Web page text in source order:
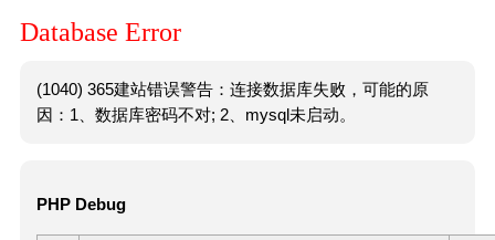
Database Error
(1040) 365建站错误警告：连接数据库失败，可能的原
因：1、数据库密码不对; 2、mysql未启动。
PHP Debug